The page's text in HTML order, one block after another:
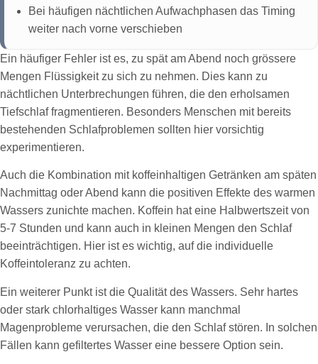
Bei häufigen nächtlichen Aufwachphasen das Timing
weiter nach vorne verschieben
Ein häufiger Fehler ist es, zu spät am Abend noch grössere
Mengen Flüssigkeit zu sich zu nehmen. Dies kann zu
nächtlichen Unterbrechungen führen, die den erholsamen
Tiefschlaf fragmentieren. Besonders Menschen mit bereits
bestehenden Schlafproblemen sollten hier vorsichtig
experimentieren.
Auch die Kombination mit koffeinhaltigen Getränken am späten
Nachmittag oder Abend kann die positiven Effekte des warmen
Wassers zunichte machen. Koffein hat eine Halbwertszeit von
5-7 Stunden und kann auch in kleinen Mengen den Schlaf
beeinträchtigen. Hier ist es wichtig, auf die individuelle
Koffeintoleranz zu achten.
Ein weiterer Punkt ist die Qualität des Wassers. Sehr hartes
oder stark chlorhaltiges Wasser kann manchmal
Magenprobleme verursachen, die den Schlaf stören. In solchen
Fällen kann gefiltertes Wasser eine bessere Option sein.